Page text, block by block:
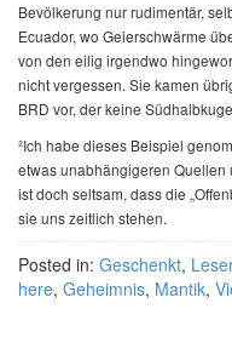
Bevölkerung nur rudimentär,
Ecuador, wo Geierschwärme
von den eilig irgendwo
nicht vergessen. Sie kamen
BRD vor, der keine
²Ich habe dieses Beispiel
etwas unabhängigeren
ist doch seltsam, dass die
sie uns zeitlich stehen.
Posted in: Geschenkt,
here, Geheimnis, Mantik,